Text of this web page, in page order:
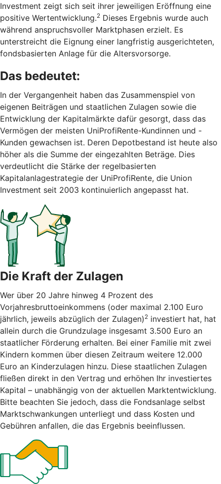
Investment zeigt sich seit ihrer jeweiligen Eröffnung eine
positive Wertentwicklung.2 Dieses Ergebnis wurde auch
während anspruchsvoller Marktphasen erzielt. Es
unterstreicht die Eignung einer langfristig ausgerichteten,
fondsbasierten Anlage für die Altersvorsorge.
Das bedeutet:
In der Vergangenheit haben das Zusammenspiel von
eigenen Beiträgen und staatlichen Zulagen sowie die
Entwicklung der Kapitalmärkte dafür gesorgt, dass das
Vermögen der meisten UniProfiRente-Kundinnen und -
Kunden gewachsen ist. Deren Depotbestand ist heute also
höher als die Summe der eingezahlten Beträge. Dies
verdeutlicht die Stärke der regelbasierten
Kapitalanlagestrategie der UniProfiRente, die Union
Investment seit 2003 kontinuierlich angepasst hat.
Die Kraft der Zulagen
Wer über 20 Jahre hinweg 4 Prozent des
Vorjahresbruttoeinkommens (oder maximal 2.100 Euro
jährlich, jeweils abzüglich der Zulagen) 2 investiert hat, hat
allein durch die Grundzulage insgesamt 3.500 Euro an
staatlicher Förderung erhalten. Bei einer Familie mit zwei
Kindern kommen über diesen Zeitraum weitere 12.000
Euro an Kinderzulagen hinzu. Diese staatlichen Zulagen
fließen direkt in den Vertrag und erhöhen Ihr investiertes
Kapital – unabhängig von der aktuellen Marktentwicklung.
Bitte beachten Sie jedoch, dass die Fondsanlage selbst
Marktschwankungen unterliegt und dass Kosten und
Gebühren anfallen, die das Ergebnis beeinflussen.